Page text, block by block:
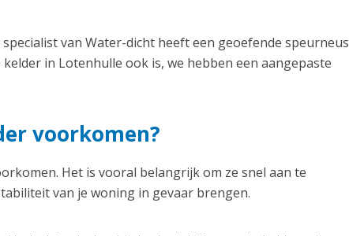
van Water-dicht heeft een geoefende speurneus
in Lotenhulle ook is, we hebben een aangepaste
voorkomen?
Het is vooral belangrijk om ze snel aan te
van je woning in gevaar brengen.